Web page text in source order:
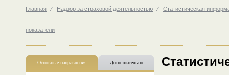
Главная ⁄ Надзор за страховой деятельностью ⁄ Статистическая
показатели
Основные направления Дополнительно